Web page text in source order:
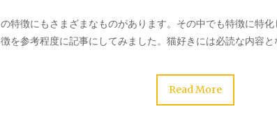
の特徴にもさまざまなものがあります。その中でも特徴に特
徴を参考程度に記事にしてみました。猫好きには必読な内容と
Read More